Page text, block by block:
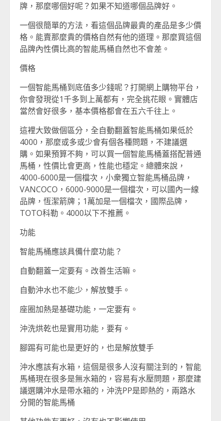
牌，那麼哪個好呢？如果不知道哪個品牌好。
一個很簡單的方法，看這個品牌最貴的產品是多少價
格。能賣那麼貴的價格自然有他的道理。那麼買這個
品牌內性價比高的智能馬桶自然也不會差。
價格
一個智能馬桶到底值多少錢呢？打開網上購物平台，
你會發現從1千多到上萬都有，完全挑花眼。實體店
當然會好很多，基本價格都會在五六千往上。
這裡大致做個區分，全自動翻蓋智能馬桶如果低於
4000，那麼或多或少會有個各種問題，不建議選
購。如果預算不夠，可以買一個智能馬桶蓋搭配普通
馬桶，性價比會更高，性能也穩定。總體來說，
4000-6000是一個檔次，小衆獨立智能馬桶品牌，
VANCOCO，6000-9000是一個檔次，可以國內一線
品牌，恆潔箭牌；1萬加是一個檔次，國際品牌，
TOTO科勒。4000以下不推薦。
功能
智能馬桶應該具備什麼功能？
自動翻蓋一定要有。改善生活嘛。
自動沖水也不能少，解放雙手。
座圈加熱是基礎功能，一定要有。
沖洗烘乾也是實用功能，要有。
腳踢有可能也是更好的，也是解放雙手
沖水應該有水箱，這個是很多人沒有關注到的，智能
馬桶現在很多是無水箱的，容易有水壓問題，那麼建
議選購沖水是帶水箱的，沖洗PP是即熱的，兩路水
分開的智能馬桶